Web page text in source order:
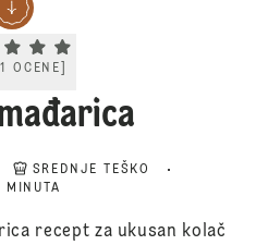
Current rating 5.0. Click to rate.
[1 OCENE
SREDNJE TEŠKO
MINUTA
recept za ukusan kolač